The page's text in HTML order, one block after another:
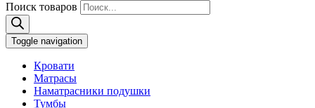
Поиск товаров
Toggle navigation
Кровати
Матрасы
Наматрасники подушки
Тумбы